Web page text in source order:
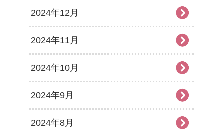
2024年12月
2024年11月
2024年10月
2024年9月
2024年8月